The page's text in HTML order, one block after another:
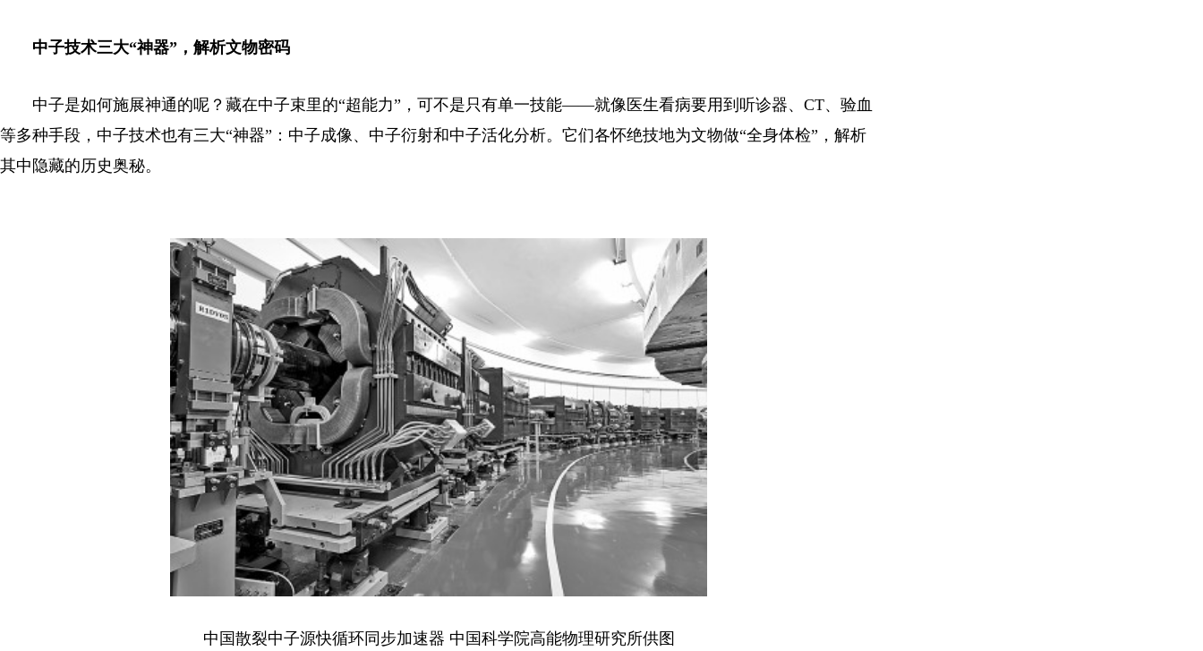
中子技术三大“神器”，解析文物密码
中子是如何施展神通的呢？藏在中子束里的“超能力”，可不是只有单一技能——就像医生看病要用到听诊器、CT、验血
等多种手段，中子技术也有三大“神器”：中子成像、中子衍射和中子活化分析。它们各怀绝技地为文物做“全身体检”，解析
其中隐藏的历史奥秘。
中国散裂中子源快循环同步加速器 中国科学院高能物理研究所供图